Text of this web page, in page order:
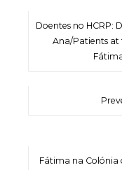
Doentes no HCRP:
Ana/Patients at
Fátima na Colónia